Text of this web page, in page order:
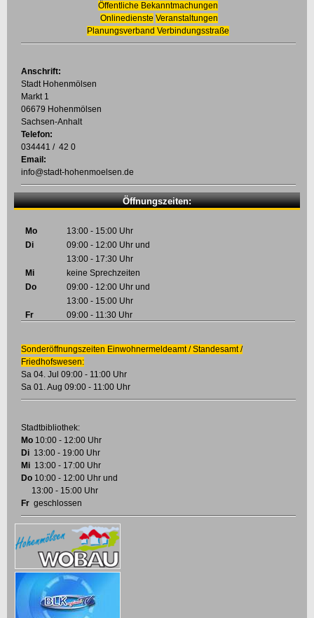
Öffentliche Bekanntmachungen
Onlinedienste Veranstaltungen
Planungsverband Verbindungsstraße
Anschrift:
Stadt Hohenmölsen
Markt 1
06679 Hohenmölsen
Sachsen-Anhalt
Telefon:
034441 / 42 0
Email:
info@stadt-hohenmoelsen.de
Öffnungszeiten:
Mo
13:00 - 15:00 Uhr
Di
09:00 - 12:00 Uhr und
13:00 - 17:30 Uhr
Mi
keine Sprechzeiten
Do
09:00 - 12:00 Uhr und
13:00 - 15:00 Uhr
Fr
09:00 - 11:30 Uhr
Sonderöffnungszeiten Einwohnermeldeamt / Standesamt /
Friedhofswesen:
Sa 04. Jul 09:00 - 11:00 Uhr
Sa 01. Aug 09:00 - 11:00 Uhr
Stadtbibliothek:
Mo 10:00 - 12:00 Uhr
Di 13:00 - 19:00 Uhr
Mi 13:00 - 17:00 Uhr
Do 10:00 - 12:00 Uhr und
13:00 - 15:00 Uhr
Fr geschlossen